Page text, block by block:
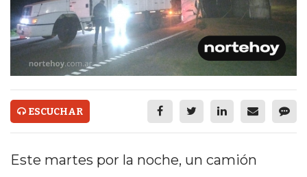
TECNOLOGÍA
SERVICIOS
PRONÓSTICO
HORÓSCOPO
CHANGUITO.COM.AR Y
ESCUCHAR
Este martes por la noche, un camión